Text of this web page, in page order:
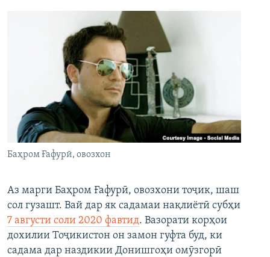
Баҳром Ғафурӣ, овозхон
Аз марги Баҳром Ғафурӣ, овозхони тоҷик, шаш
сол гузашт. Вай дар як садамаи нақлиётӣ субҳи
7 августи соли 2020 фавтид. Вазорати корҳои
дохилии Тоҷикистон он замон гуфта буд, ки
садама дар наздикии Донишгоҳи омӯзгорӣ